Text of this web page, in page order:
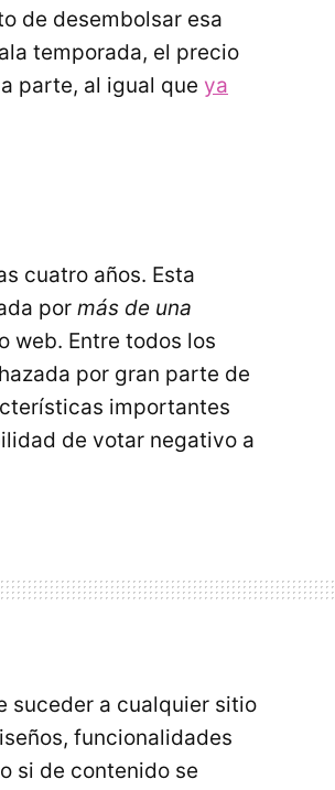
de desembolsar esa
temporada, el precio
parte, al igual que ya
cuatro años. Esta
por más de una
web. Entre todos los
por gran parte de
importantes
de votar negativo a
suceder a cualquier sitio
funcionalidades
si de contenido se